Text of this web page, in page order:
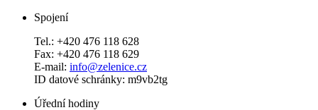
Spojení
Tel.: +420 476 118 628
Fax: +420 476 118 629
E-mail: info@zelenice.cz
ID datové schránky: m9vb2tg
Úřední hodiny